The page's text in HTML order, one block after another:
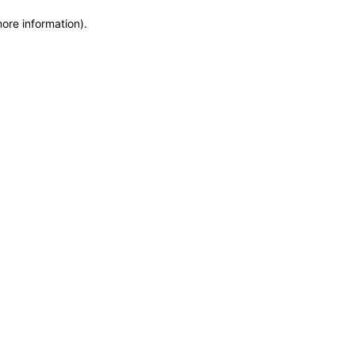
information).